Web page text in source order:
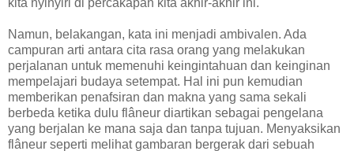
Namun, belakangan, kata ini menjadi ambivalen. Ada
campuran arti antara cita rasa orang yang melakukan
perjalanan untuk memenuhi keingintahuan dan keinginan
mempelajari budaya setempat. Hal ini pun kemudian
memberikan penafsiran dan makna yang sama sekali
berbeda ketika dulu flâneur diartikan sebagai pengelana
yang berjalan ke mana saja dan tanpa tujuan. Menyaksikan
flâneur seperti melihat gambaran bergerak dari sebuah